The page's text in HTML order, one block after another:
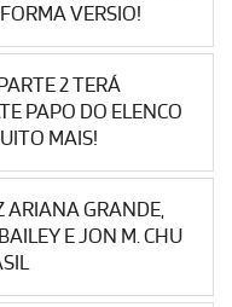
VERSIO!
2 TERÁ
PAPO DO ELENCO
MAIS!
ARIANA GRANDE,
E JON M. CHU